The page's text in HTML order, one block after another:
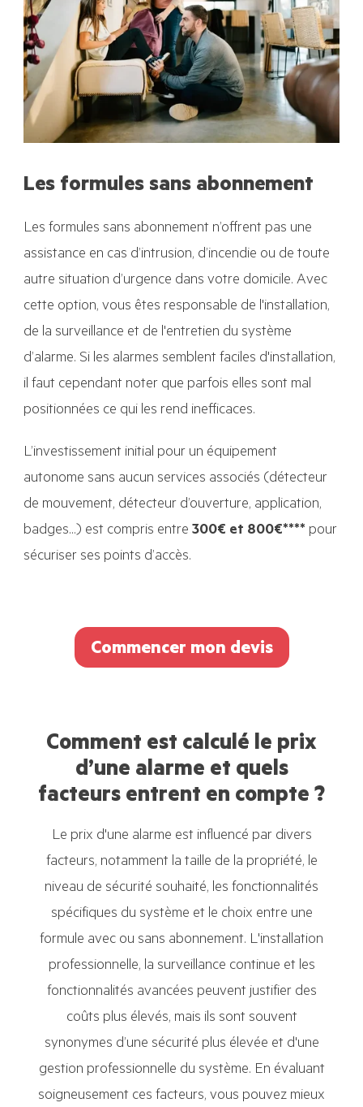
Les formules sans abonnement
Les formules sans abonnement n’offrent pas une
assistance en cas d’intrusion, d’incendie ou de toute
autre situation d’urgence dans votre domicile. Avec
cette option, vous êtes responsable de l'installation,
de la surveillance et de l'entretien du système
d’alarme. Si les alarmes semblent faciles d'installation,
il faut cependant noter que parfois elles sont mal
positionnées ce qui les rend inefficaces.
L’investissement initial pour un équipement
autonome sans aucun services associés (détecteur
de mouvement, détecteur d’ouverture, application,
badges…) est compris entre300€ et 800€**** pour
sécuriser ses points d’accès.
Commencer mon devis
Comment est calculé le prix
d’une alarme et quels
facteurs entrent en compte ?
Le prix d'une alarme est influencé par divers
facteurs, notamment la taille de la propriété, le
niveau de sécurité souhaité, les fonctionnalités
spécifiques du système et le choix entre une
formule avec ou sans abonnement. L'installation
professionnelle, la surveillance continue et les
fonctionnalités avancées peuvent justifier des
coûts plus élevés, mais ils sont souvent
synonymes d’une sécurité plus élevée et d'une
gestion professionnelle du système. En évaluant
soigneusement ces facteurs, vous pouvez mieux